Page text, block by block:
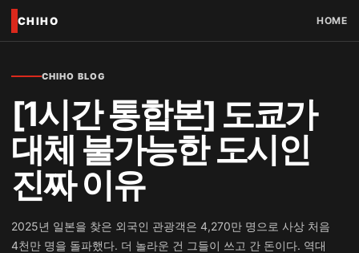
CHIHO HOME
CHIHO BLOG
[1시간 통합본] 도쿄가
대체 불가능한 도시인
진짜 이유
2025년 일본을 찾은 외국인 관광객은 4,270만 명으로 사상 처음
4천만 명을 돌파했다. 더 놀라운 건 그들이 쓰고 간 돈이다. 역대